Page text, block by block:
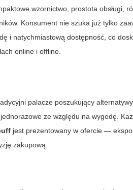
wzornictwo, prostota obsługi,
Konsument nie szuka już tylko
i natychmiastową dostępność, co
online i offline.
palacze poszukujący
ze względu na wygodę.
jest prezentowany w ofercie —
zakupową.